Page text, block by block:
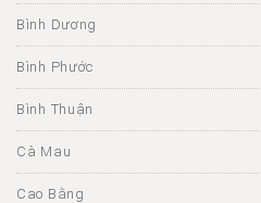
Bình Dương
Bình Phước
Bình Thuận
Cà Mau
Cao Bằng